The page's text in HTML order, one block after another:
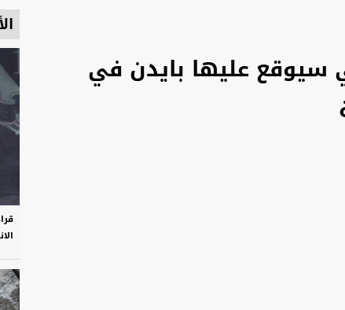
سيوقع عليها بايدن في